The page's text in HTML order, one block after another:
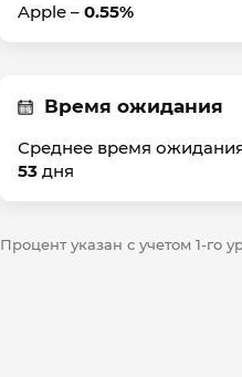
Apple – 0.55%
Время ожидания
Среднее время
53 дня
Процент указан с учетом 1-го